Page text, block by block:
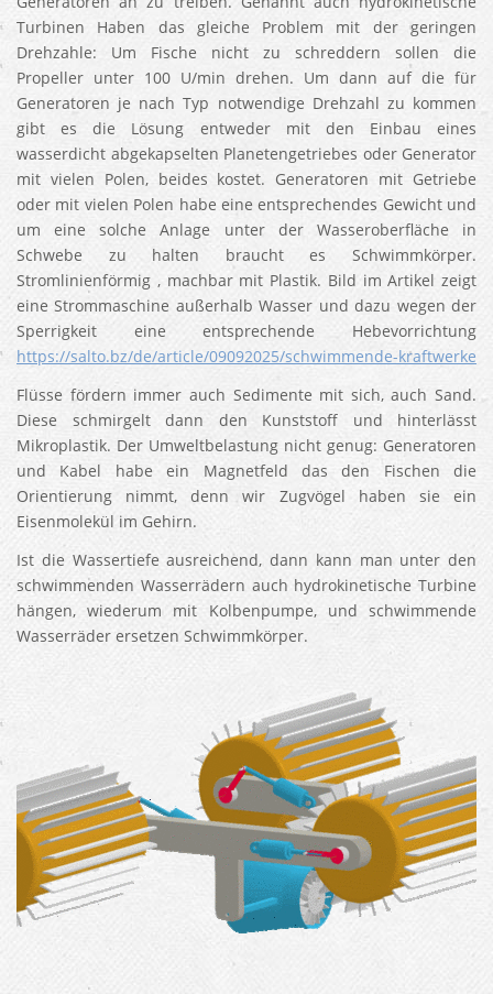
Turbinen Haben das gleiche Problem mit der geringen
Drehzahle: Um Fische nicht zu schreddern sollen die
Propeller unter 100 U/min drehen. Um dann auf die für
Generatoren je nach Typ notwendige Drehzahl zu kommen
gibt es die Lösung entweder mit den Einbau eines
wasserdicht abgekapselten Planetengetriebes oder Generator
mit vielen Polen, beides kostet. Generatoren mit Getriebe
oder mit vielen Polen habe eine entsprechendes Gewicht und
um eine solche Anlage unter der Wasseroberfläche in
Schwebe zu halten braucht es Schwimmkörper.
Stromlinienförmig , machbar mit Plastik. Bild im Artikel zeigt
eine Strommaschine außerhalb Wasser und dazu wegen der
Sperrigkeit eine entsprechende Hebevorrichtung
https://salto.bz/de/article/09092025/schwimmende-kraftwerke
Flüsse fördern immer auch Sedimente mit sich, auch Sand.
Diese schmirgelt dann den Kunststoff und hinterlässt
Mikroplastik. Der Umweltbelastung nicht genug: Generatoren
und Kabel habe ein Magnetfeld das den Fischen die
Orientierung nimmt, denn wir Zugvögel haben sie ein
Eisenmolekül im Gehirn.
Ist die Wassertiefe ausreichend, dann kann man unter den
schwimmenden Wasserrädern auch hydrokinetische Turbine
hängen, wiederum mit Kolbenpumpe, und schwimmende
Wasserräder ersetzen Schwimmkörper.